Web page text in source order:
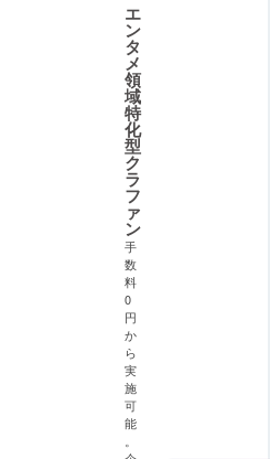
エ
ン
タ
メ
領
域
特
化
型
ク
ラ
フ
ァ
ン
手
数
料
0
円
か
ら
実
施
可
能
。